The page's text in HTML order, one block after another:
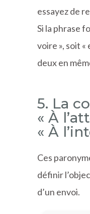
essayez de
Si la phrase
voire », soit «
deux en
5. La
« À
« À
Ces
définir
d’un envoi.